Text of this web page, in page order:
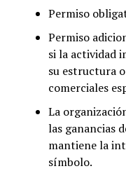
Permiso
Permiso
si la actividad
su estructura
comerciales
La
las ganancias
mantiene la
símbolo.